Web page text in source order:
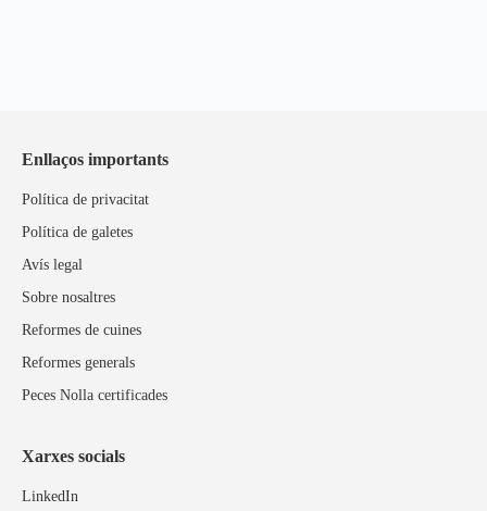
Enllaços importants
Política de privacitat
Política de galetes
Avís legal
Sobre nosaltres
Reformes de cuines
Reformes generals
Peces Nolla certificades
Xarxes socials
LinkedIn